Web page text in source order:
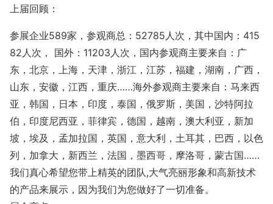
上届回顾：
参展企业589家，参观商总：52785人次，其中国内：415
82人次， 国外：11203人次，国内参观商主要来自：广
东，北京，上海，天津，浙江，江苏，福建，湖南，广西，
山东，安徽，江西，重庆……海外参观商主要来自：马来西
亚，韩国，日本，印度，泰国，俄罗斯，美国，沙特阿拉
伯，印度尼西亚，菲律宾，德国，越南，澳大利亚，新加
坡，埃及，孟加拉国，英国，意大利，土耳其，巴西，以色
列，加拿大，新西兰，法国，墨西哥，摩洛哥，蒙古国……
我们真心希望您带上精英的团队,大气亮丽形象和高新技术
的产品来展示，因为我们为您做好了一切准备。